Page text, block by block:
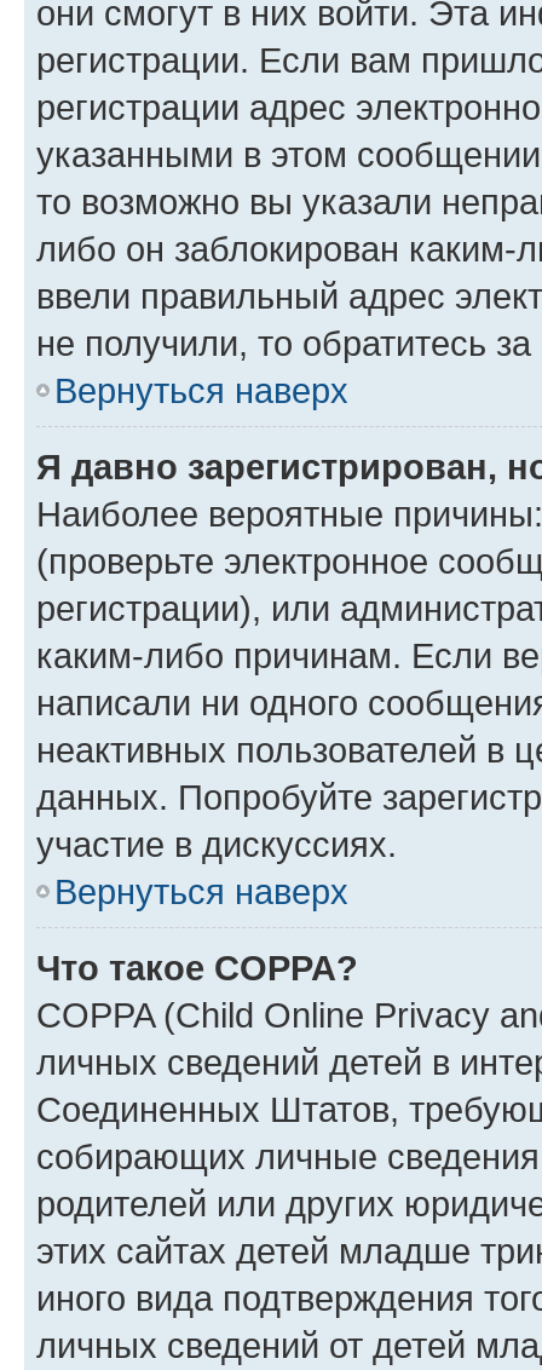
они смогут в них войти. Эта
регистрации. Если вам
регистрации адрес
указанными в этом
то возможно вы указали
либо он заблокирован
ввели правильный адрес
не получили, то обратитесь
Вернуться наверх
Я давно зарегистрирован,
Наиболее вероятные
(проверьте электронное
регистрации), или
каким-либо причинам. Если
написали ни одного
неактивных пользователей в
данных. Попробуйте
участие в дискуссиях.
Вернуться наверх
Что такое COPPA?
COPPA (Child Online Privacy
личных сведений детей в
Соединенных Штатов,
собирающих личные
родителей или других
этих сайтах детей младше
иного вида подтверждения
личных сведений от детей